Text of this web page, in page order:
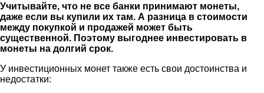
Учитывайте, что не все банки принимают монеты,
даже если вы купили их там. А разница в стоимости
между покупкой и продажей может быть
существенной. Поэтому выгоднее инвестировать в
монеты на долгий срок.
У инвестиционных монет также есть свои достоинства и
недостатки: